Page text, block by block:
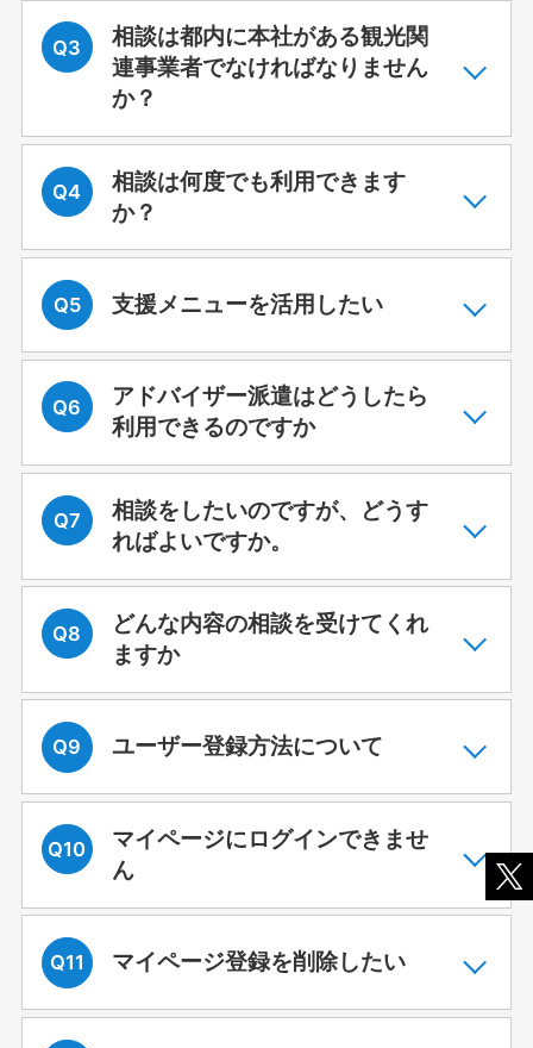
相談は都内に本社がある観光関
連事業者でなければなりません
か？
相談は何度でも利用できます
か？
支援メニューを活用したい
アドバイザー派遣はどうしたら
利用できるのですか
相談をしたいのですが、どうす
ればよいですか。
どんな内容の相談を受けてくれ
ますか
ユーザー登録方法について
マイページにログインできませ
ん
マイページ登録を削除したい